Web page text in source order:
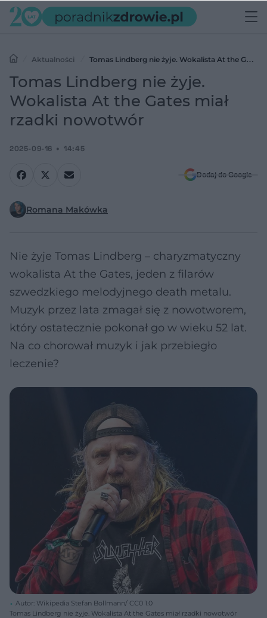
Aktualności
Tomas Lindberg nie żyje. Wokalista At the Gates
miał rzadki nowotwór
Tomas Lindberg nie żyje.
Wokalista At the Gates miał
rzadki nowotwór
2025-09-16 14:45
Dodaj do Google
Romana Makówka
Nie żyje Tomas Lindberg – charyzmatyczny
wokalista At the Gates, jeden z filarów
szwedzkiego melodyjnego death metalu.
Muzyk przez lata zmagał się z nowotworem,
który ostatecznie pokonał go w wieku 52 lat.
Na co chorował muzyk i jak przebiegło
leczenie?
Autor: Wikipedia Stefan Bollmann/ CC0 1.0
Tomas Lindberg nie żyje. Wokalista At the Gates miał rzadki nowotwór